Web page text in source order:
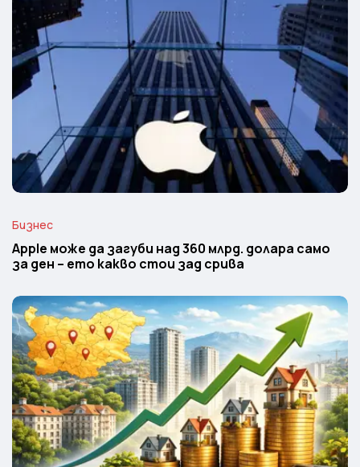
Бизнес
Apple може да загуби над 360 млрд. долара само
за ден – ето какво стои зад срива